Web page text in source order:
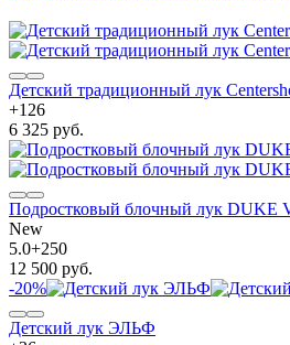
Детский традиционный лук
+126
6 325 руб.
Подростковый блочный лук DUKE
New
5.0+250
12 500 руб.
-20%
Детский лук ЭЛЬФ